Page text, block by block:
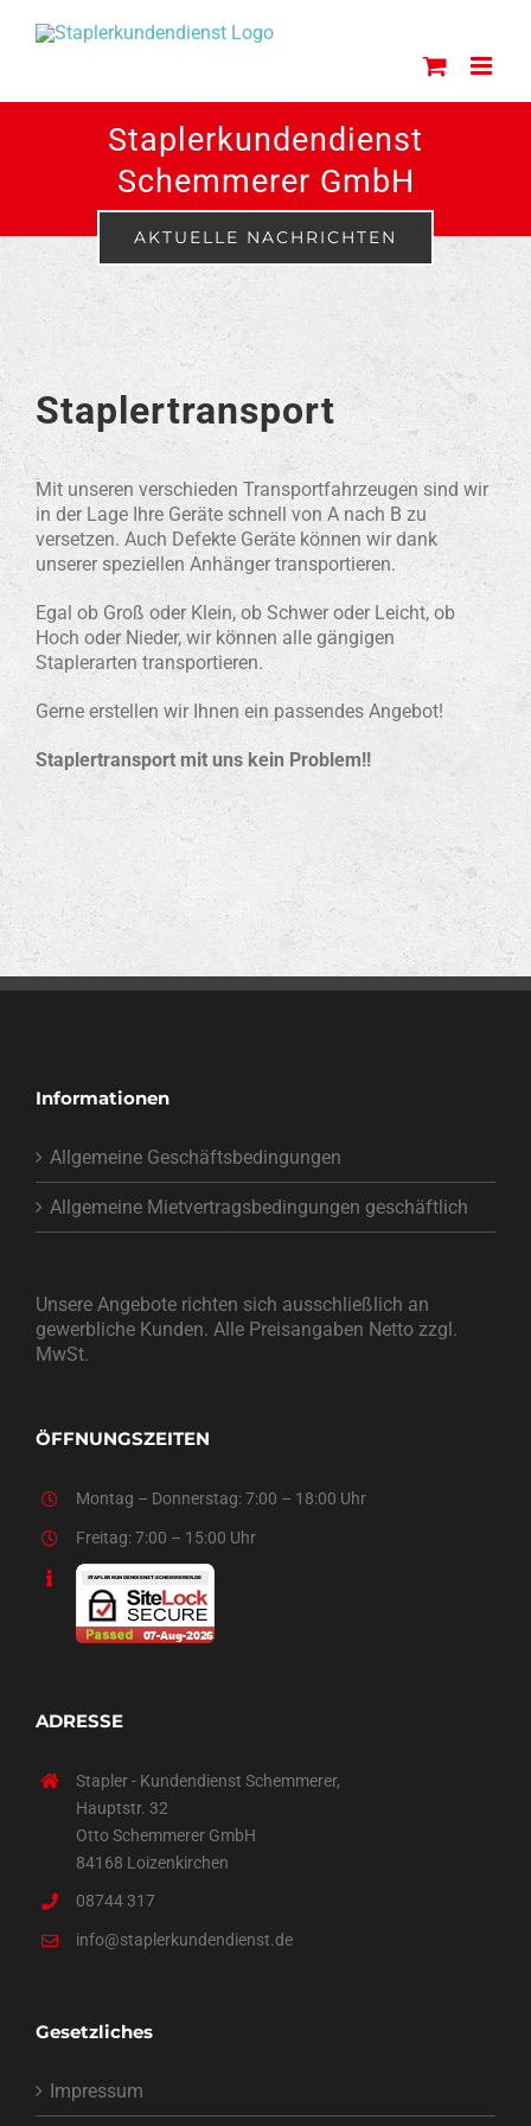
Inhalt
Staplerkundendienst
Schemmerer GmbH
AKTUELLE NACHRICHTEN
Staplertransport
Mit unseren verschieden Transportfahrzeugen sind wir
in der Lage Ihre Geräte schnell von A nach B zu
versetzen. Auch Defekte Geräte können wir dank
unserer speziellen Anhänger transportieren.
Egal ob Groß oder Klein, ob Schwer oder Leicht, ob
Hoch oder Nieder, wir können alle gängigen
Staplerarten transportieren.
Gerne erstellen wir Ihnen ein passendes Angebot!
Staplertransport mit uns kein Problem!!
Informationen
Allgemeine Geschäftsbedingungen
Allgemeine Mietvertragsbedingungen geschäftlich
Unsere Angebote richten sich ausschließlich an
gewerbliche Kunden. Alle Preisangaben Netto zzgl.
MwSt.
ÖFFNUNGSZEITEN
Montag – Donnerstag: 7:00 – 18:00 Uhr
Freitag: 7:00 – 15:00 Uhr
ADRESSE
Stapler - Kundendienst Schemmerer,
Hauptstr. 32
Otto Schemmerer GmbH
84168 Loizenkirchen
08744 317
info@staplerkundendienst.de
Gesetzliches
Impressum